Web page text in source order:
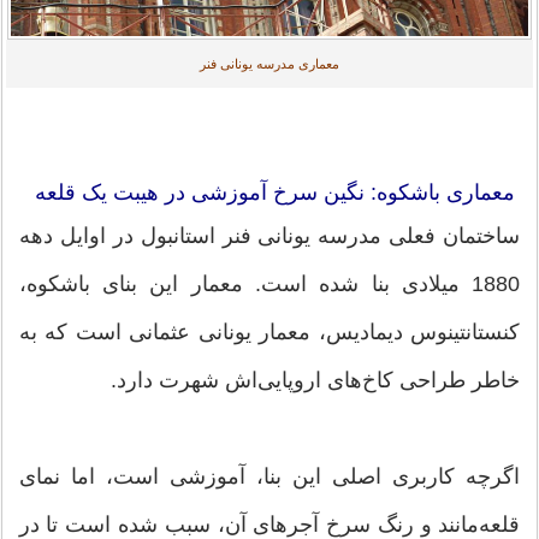
معماری مدرسه یونانی فنر
معماری باشکوه: نگین سرخ آموزشی در هیبت یک قلعه
ساختمان فعلی مدرسه یونانی فنر استانبول در اوایل دهه
1880 میلادی بنا شده است. معمار این بنای باشکوه،
کنستانتینوس دیمادیس، معمار یونانی عثمانی است که به
خاطر طراحی کاخ‌های اروپایی‌اش شهرت دارد.
اگرچه کاربری اصلی این بنا، آموزشی است، اما نمای
قلعه‌مانند و رنگ سرخ آجرهای آن، سبب شده است تا در